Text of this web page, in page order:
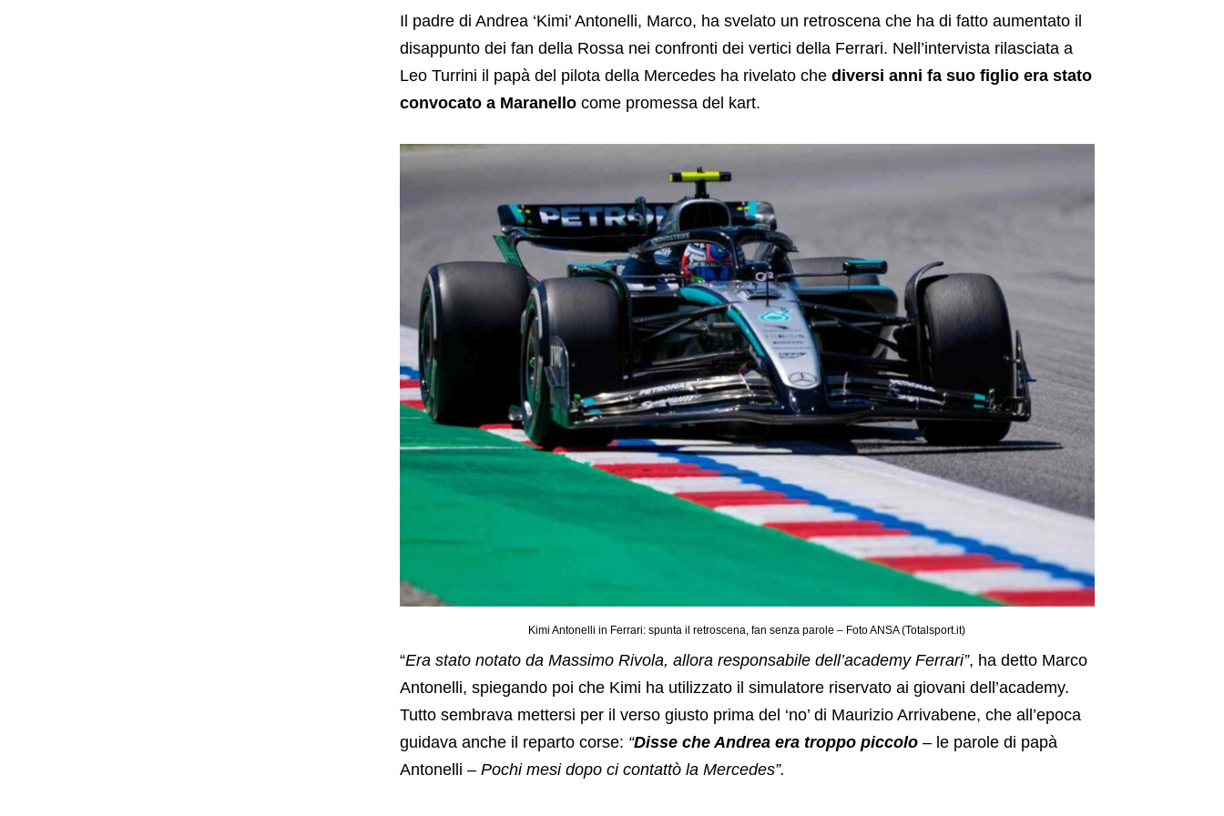
Il padre di Andrea ‘Kimi’ Antonelli, Marco, ha svelato un retroscena che ha di fatto aumentato il
disappunto dei fan della Rossa nei confronti dei vertici della Ferrari. Nell’intervista rilasciata a
Leo Turrini il papà del pilota della Mercedes ha rivelato che diversi anni fa suo figlio era stato
convocato a Maranellocome promessa del kart.
Kimi Antonelli in Ferrari: spunta il retroscena, fan senza parole – Foto ANSA (Totalsport.it)
“Era stato notato da Massimo Rivola, allora responsabile dell’academy Ferrari”, ha detto Marco
Antonelli, spiegando poi che Kimi ha utilizzato il simulatore riservato ai giovani dell’academy.
Tutto sembrava mettersi per il verso giusto prima del ‘no’ di Maurizio Arrivabene, che all’epoca
guidava anche il reparto corse: “Disse che Andrea era troppo piccolo– le parole di papà
Antonelli – Pochi mesi dopo ci contattò la Mercedes”.